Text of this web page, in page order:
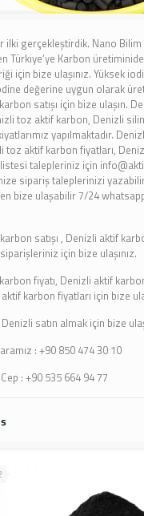
ilki gerçekleştirdik. Nano
Türkiye’ye Karbon
için bize ulaşınız. Yüksek
değerine uygun olarak
satışı için bize ulaşın.
toz aktif karbon, Denizli
yapılmaktadır.
toz aktif karbon fiyatları,
talepleriniz için
sipariş taleplerinizi
bize ulaşabilir 7/24
satışı , Denizli aktif
için bize ulaşınız.
fiyatı, Denizli aktif
karbon fiyatları için bize
satın almak için bize
: +90 850 474 30 10
: +90 535 664 94 77